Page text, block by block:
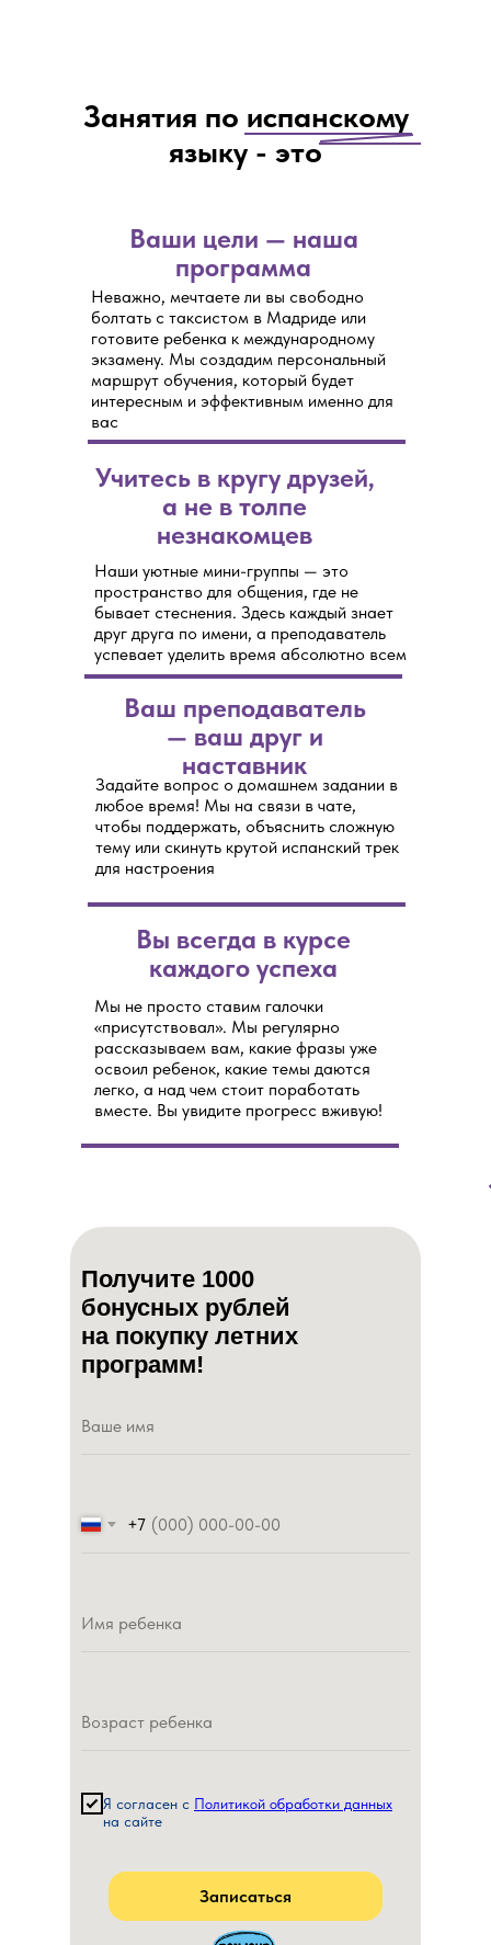
Занятия по испанскому
языку - это
Ваши цели — наша
программа
Вы всегда в курсе
каждого успеха
Учитесь в кругу друзей,
а не в толпе
незнакомцев
Неважно, мечтаете ли вы свободно
болтать с таксистом в Мадриде или
готовите ребенка к международному
экзамену. Мы создадим персональный
маршрут обучения, который будет
интересным и эффективным именно для
вас
Задайте вопрос о домашнем задании в
любое время! Мы на связи в чате,
чтобы поддержать, объяснить сложную
тему или скинуть крутой испанский трек
для настроения
Мы не просто ставим галочки
«присутствовал». Мы регулярно
рассказываем вам, какие фразы уже
освоил ребенок, какие темы даются
легко, а над чем стоит поработать
вместе. Вы увидите прогресс вживую!
Наши уютные мини-группы — это
пространство для общения, где не
бывает стеснения. Здесь каждый знает
друг друга по имени, а преподаватель
успевает уделить время абсолютно всем
Ваш преподаватель
— ваш друг и
наставник
Получите 1000
бонусных рублей
на покупку летних
программ!
+7
Я согласен с Политикой обработки данных
на сайте
Записаться